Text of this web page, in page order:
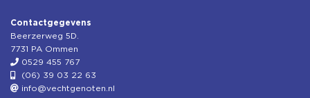
Contactgegevens
Beerzerweg 5D.
7731 PA Ommen
0529 455 767
(06) 39 03 22 63
info@vechtgenoten.nl